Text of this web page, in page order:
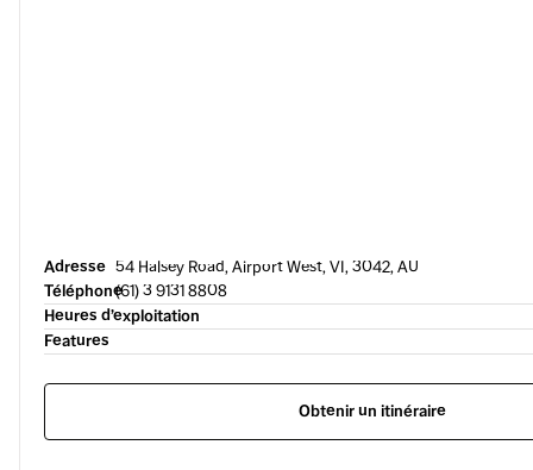
Adresse 54 Halsey Road, Airport West, VI, 3042, AU
Téléphone(61) 3 9131 8808
Heures d’exploitation
Features
Obtenir un itinéraire